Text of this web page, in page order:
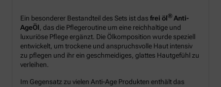
Ein besonderer Bestandteil des Sets ist das frei öl® Anti-
AgeÖl, das die Pflegeroutine um eine reichhaltige und
luxuriöse Pflege ergänzt. Die Ölkomposition wurde speziell
entwickelt, um trockene und anspruchsvolle Haut intensiv
zu pflegen und ihr ein geschmeidiges, glattes Hautgefühl zu
verleihen.
Im Gegensatz zu vielen Anti-Age Produkten enthält das